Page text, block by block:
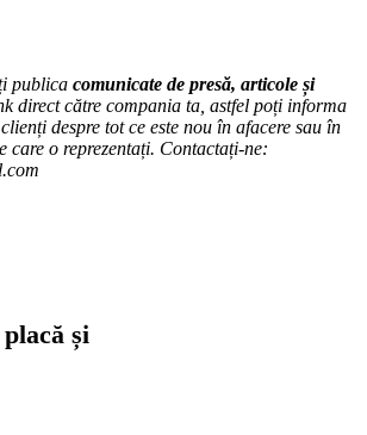
publica comunicate de presă, articole și
direct către compania ta, astfel poți informa
despre tot ce este nou în afacere sau în
care o reprezentați. Contactați-ne:
și